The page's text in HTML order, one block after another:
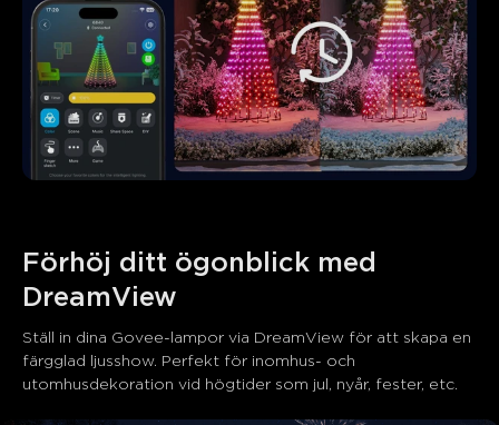
Förhöj ditt ögonblick med
DreamView
Ställ in dina Govee-lampor via DreamView för att skapa en
färgglad ljusshow. Perfekt för inomhus- och
utomhusdekoration vid högtider som jul, nyår, fester, etc.